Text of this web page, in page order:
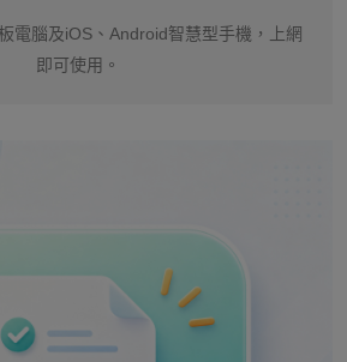
電腦及iOS、Android智慧型手機，上網
即可使用。